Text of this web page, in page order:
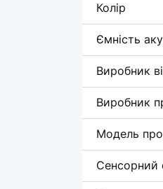
Колір
Ємність
Виробник
Виробник
Модель
Сенсорний